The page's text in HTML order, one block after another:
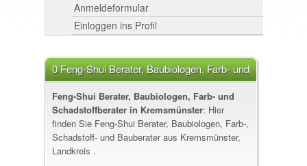
Anmeldeformular
Einloggen ins Profil
0 Feng-Shui Berater, Baubiologen, Farb- und
Schadstoffberater in Kremsmünster
Feng-Shui Berater, Baubiologen, Farb- und
Schadstoffberater in Kremsmünster: Hier
finden Sie Feng-Shui Berater, Baubiologen, Farb-,
Schadstoff- und Bauberater aus Kremsmünster,
Landkreis .